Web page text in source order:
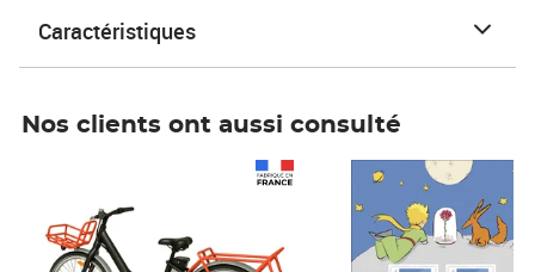
Caractéristiques
Nos clients ont aussi consulté
Prix 7,50€